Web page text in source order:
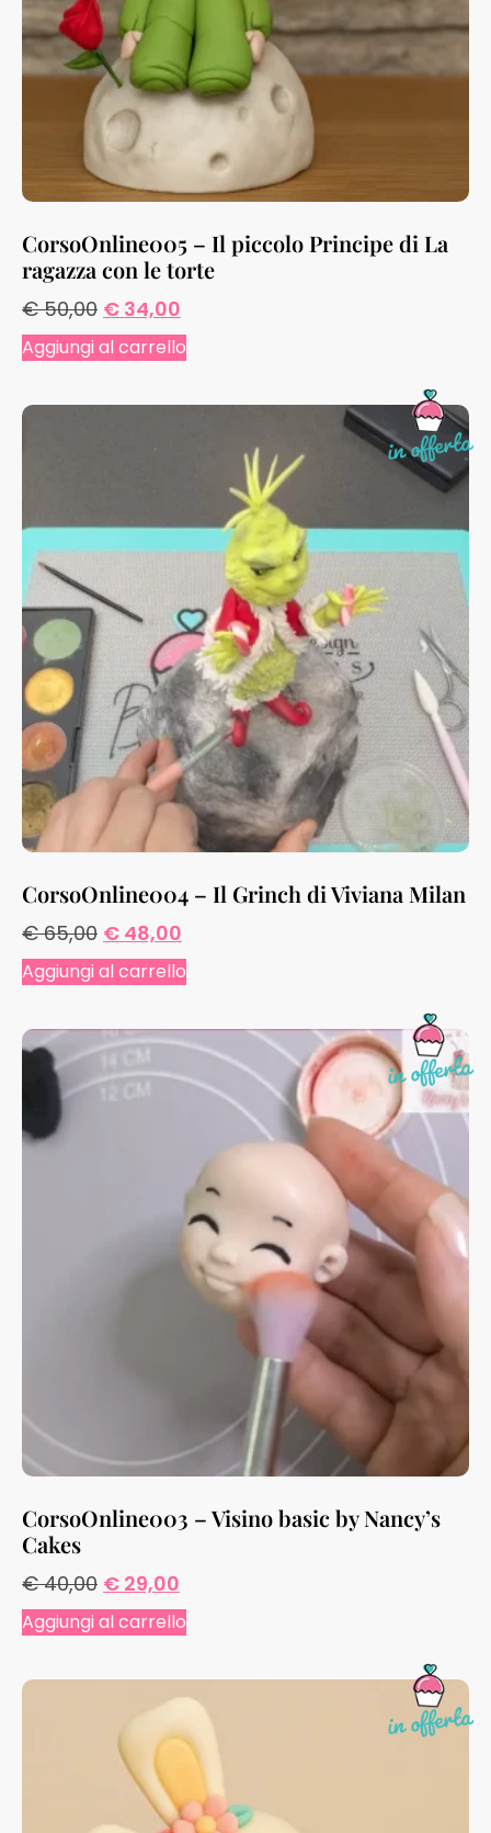
CorsoOnline005 – Il piccolo Principe di La
ragazza con le torte
€50,00 € 34,00
Aggiungi al carrello
CorsoOnline004 – Il Grinch di Viviana Milan
€65,00 € 48,00
Aggiungi al carrello
CorsoOnline003 – Visino basic by Nancy’s
Cakes
€40,00 € 29,00
Aggiungi al carrello